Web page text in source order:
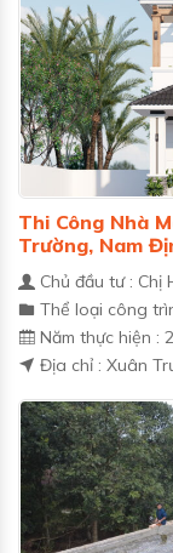
Thi Công Nhà
Trường, Nam
Chủ đầu tư : Chị
Thể loại công
Năm thực hiện :
Địa chỉ : Xuân